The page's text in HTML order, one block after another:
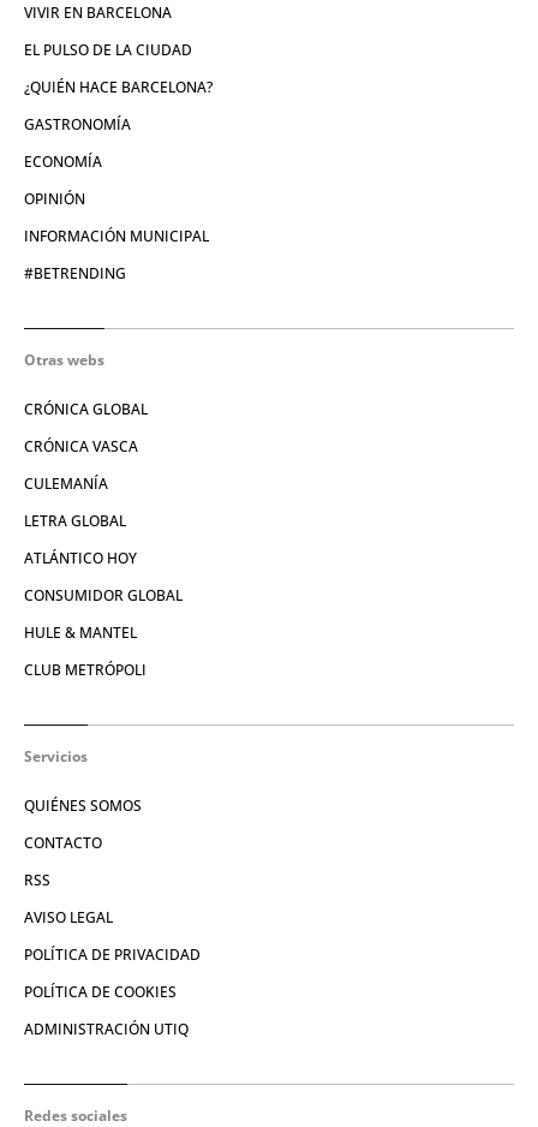
VIVIR EN BARCELONA
EL PULSO DE LA CIUDAD
¿QUIÉN HACE BARCELONA?
GASTRONOMÍA
ECONOMÍA
OPINIÓN
INFORMACIÓN MUNICIPAL
#BETRENDING
Otras webs
CRÓNICA GLOBAL
CRÓNICA VASCA
CULEMANÍA
LETRA GLOBAL
ATLÁNTICO HOY
CONSUMIDOR GLOBAL
HULE & MANTEL
CLUB METRÓPOLI
Servicios
QUIÉNES SOMOS
CONTACTO
RSS
AVISO LEGAL
POLÍTICA DE PRIVACIDAD
POLÍTICA DE COOKIES
ADMINISTRACIÓN UTIQ
Redes sociales